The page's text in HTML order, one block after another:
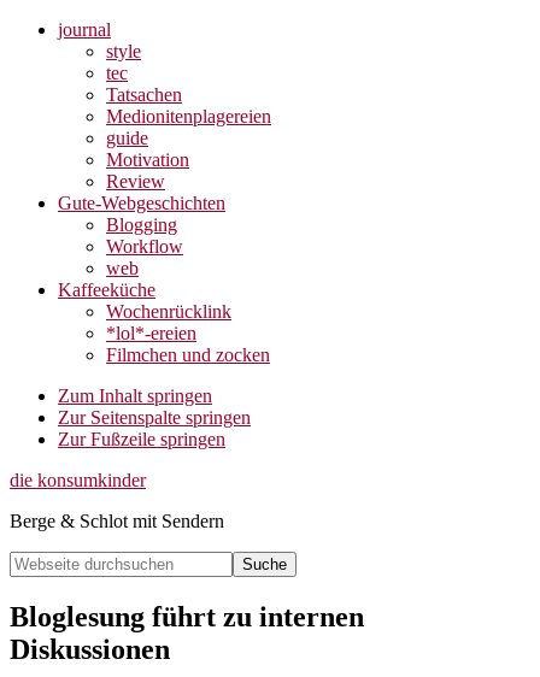
journal
style
tec
Tatsachen
Medionitenplagereien
guide
Motivation
Review
Gute-Webgeschichten
Blogging
Workflow
web
Kaffeeküche
Wochenrücklink
*lol*-ereien
Filmchen und zocken
Zum Inhalt springen
Zur Seitenspalte springen
Zur Fußzeile springen
die konsumkinder
Berge & Schlot mit Sendern
Webseite
durchsuchen
Search
Bloglesung führt zu internen
Diskussionen